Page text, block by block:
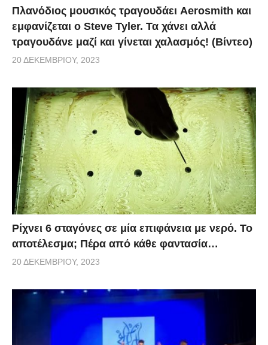
Πλανόδιος μουσικός τραγουδάει Aerosmith και
εμφανίζεται ο Steve Tyler. Τα χάνει αλλά
τραγουδάνε μαζί και γίνεται χαλασμός! (Βίντεο)
20 ΔΕΚΕΜΒΡΊΟΥ, 2023
Ρίχνει 6 σταγόνες σε μία επιφάνεια με νερό. Το
αποτέλεσμα; Πέρα από κάθε φαντασία…
20 ΔΕΚΕΜΒΡΊΟΥ, 2023